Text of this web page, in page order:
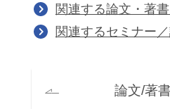
関連する論文・著
関連するセミナー
論文/著